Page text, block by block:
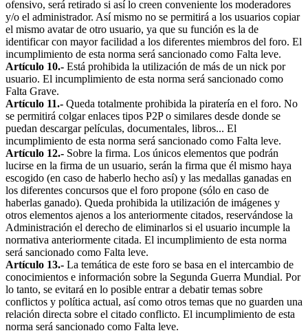
ofensivo, será retirado si así lo creen conveniente los moderadores
y/o el administrador. Así mismo no se permitirá a los usuarios copiar
el mismo avatar de otro usuario, ya que su función es la de
identificar con mayor facilidad a los diferentes miembros del foro. El
incumplimiento de esta norma será sancionado como Falta leve.
Artículo 10.- Está prohibida la utilización de más de un nick por
usuario. El incumplimiento de esta norma será sancionado como
Falta Grave.
Artículo 11.- Queda totalmente prohibida la piratería en el foro. No
se permitirá colgar enlaces tipos P2P o similares desde donde se
puedan descargar películas, documentales, libros... El
incumplimiento de esta norma será sancionado como Falta leve.
Artículo 12.- Sobre la firma. Los únicos elementos que podrán
lucirse en la firma de un usuario, serán la firma que él mismo haya
escogido (en caso de haberlo hecho así) y las medallas ganadas en
los diferentes concursos que el foro propone (sólo en caso de
haberlas ganado). Queda prohibida la utilización de imágenes y
otros elementos ajenos a los anteriormente citados, reservándose la
Administración el derecho de eliminarlos si el usuario incumple la
normativa anteriormente citada. El incumplimiento de esta norma
será sancionado como Falta leve.
Artículo 13.- La temática de este foro se basa en el intercambio de
conocimientos e información sobre la Segunda Guerra Mundial. Por
lo tanto, se evitará en lo posible entrar a debatir temas sobre
conflictos y política actual, así como otros temas que no guarden una
relación directa sobre el citado conflicto. El incumplimiento de esta
norma será sancionado como Falta leve.